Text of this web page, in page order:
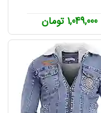
1,049,000 تومان